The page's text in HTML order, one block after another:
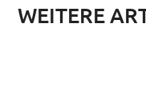
WEITERE